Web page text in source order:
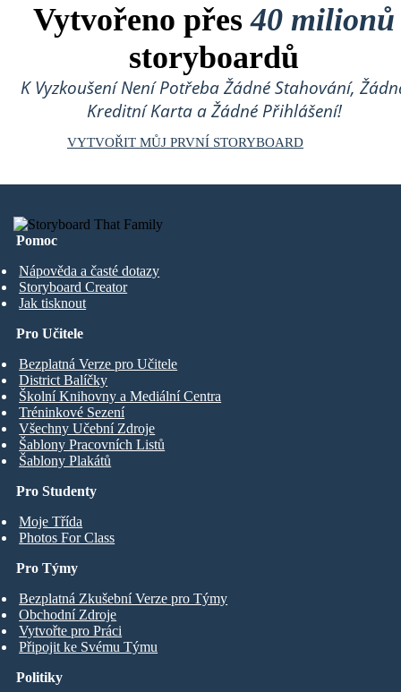
Vytvořeno přes40 milionů
storyboardů
K Vyzkoušení Není Potřeba Žádné Stahování,
Kreditní Karta a Žádné Přihlášení!
VYTVOŘIT MŮJ PRVNÍ STORYBOARD
Pomoc
Nápověda a časté dotazy
Storyboard Creator
Jak tisknout
Pro Studenty
Moje Třída
Photos For Class
Pro Učitele
Bezplatná Verze pro Učitele
District Balíčky
Školní Knihovny a Mediální Centra
Tréninkové Sezení
Všechny Učební Zdroje
Šablony Pracovních Listů
Šablony Plakátů
Pro Týmy
Bezplatná Zkušební Verze pro Týmy
Obchodní Zdroje
Vytvořte pro Práci
Připojit ke Svému Týmu
Politiky